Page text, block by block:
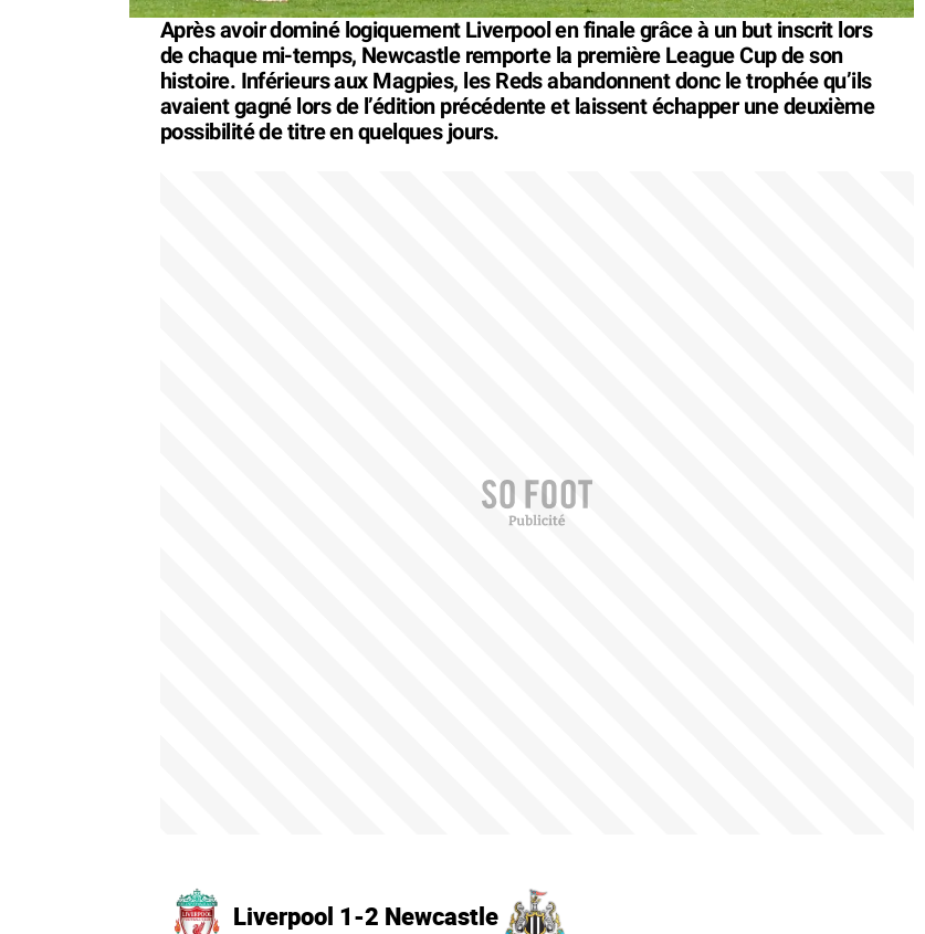
Après avoir dominé logiquement Liverpool en finale grâce à un but inscrit lors
de chaque mi-temps, Newcastle remporte la première League Cup de son
histoire. Inférieurs aux Magpies, les Reds abandonnent donc le trophée qu’ils
avaient gagné lors de l’édition précédente et laissent échapper une deuxième
possibilité de titre en quelques jours.
Liverpool 1-2 Newcastle